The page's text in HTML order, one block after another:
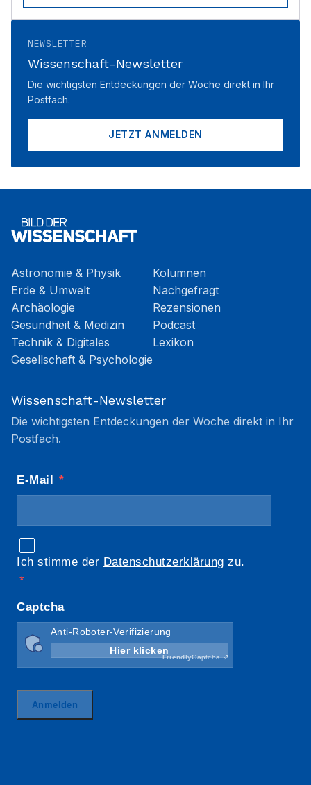
NEWSLETTER
Wissenschaft-Newsletter
Die wichtigsten Entdeckungen der Woche direkt in Ihr
Postfach.
JETZT ANMELDEN
Astronomie & Physik
Erde & Umwelt
Archäologie
Gesundheit & Medizin
Technik & Digitales
Gesellschaft & Psychologie
Kolumnen
Nachgefragt
Rezensionen
Podcast
Lexikon
Wissenschaft-Newsletter
Die wichtigsten Entdeckungen der Woche direkt in Ihr
Postfach.